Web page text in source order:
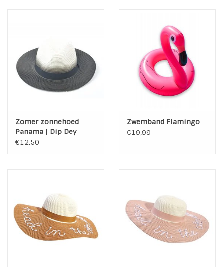
Zomer zonnehoed
Panama | Dip Dey
€12,50
Zwemband Flamingo
€19,99